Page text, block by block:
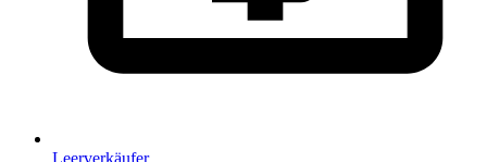
Leerverkäufer